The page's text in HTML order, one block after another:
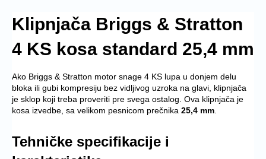
Klipnjača Briggs & Stratton
4 KS kosa standard 25,4 mm
Ako Briggs & Stratton motor snage 4 KS lupa u donjem delu
bloka ili gubi kompresiju bez vidljivog uzroka na glavi, klipnjača
je sklop koji treba proveriti pre svega ostalog. Ova klipnjača je
kosa izvedbe, sa velikom pesnicom prečnika 25,4 mm
Tehničke specifikacije i